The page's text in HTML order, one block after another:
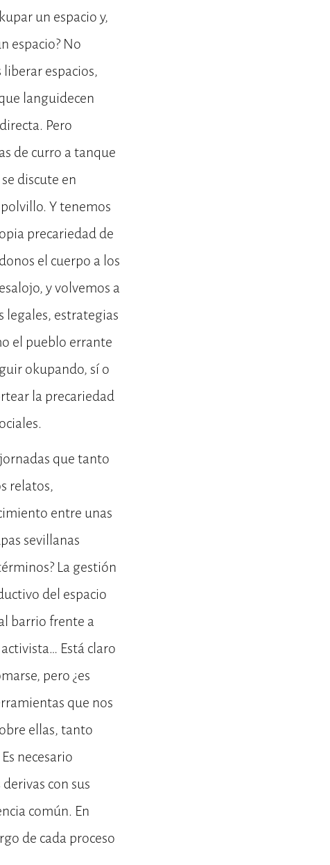
un espacio y,
espacio? No
espacios,
languidecen
Pero
de curro a tanque
discute en
Y tenemos
precariedad de
el cuerpo a los
y volvemos a
legales, estrategias
el pueblo errante
okupando, sí o
la precariedad
que tanto
relatos,
entre unas
sevillanas
La gestión
del espacio
barrio frente a
Está claro
pero ¿es
que nos
ellas, tanto
necesario
con sus
común. En
de cada proceso